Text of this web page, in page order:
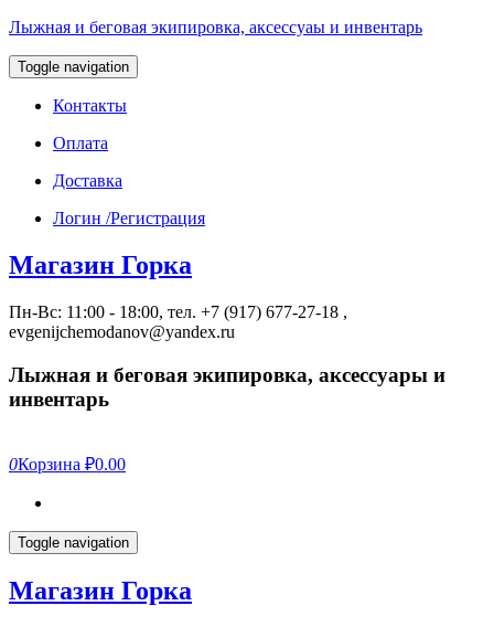
Лыжная и беговая экипировка, аксессуаы и инвентарь
Toggle navigation
Контакты
Оплата
Доставка
Логин /Регистрация
Магазин Горка
Пн-Вс: 11:00 - 18:00, тел. +7 (917) 677-27-18 ,
evgenijchemodanov@yandex.ru
Лыжная и беговая экипировка, аксессуары и
инвентарь
0Корзина ₽0.00
Toggle navigation
Магазин Горка